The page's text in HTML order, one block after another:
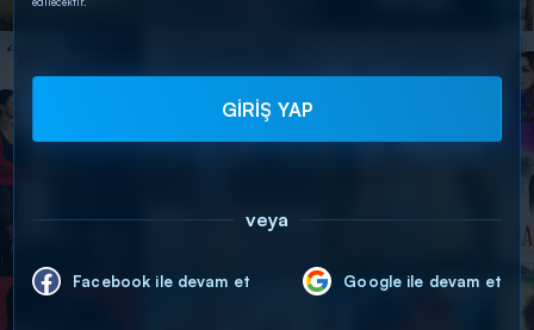
GİRİŞ YAP
veya
Facebook ile devam et Google ile devam et